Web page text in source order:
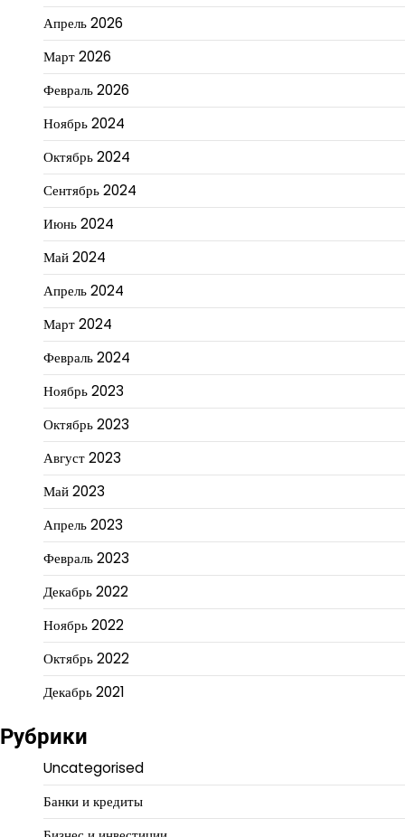
Апрель 2026
Март 2026
Февраль 2026
Ноябрь 2024
Октябрь 2024
Сентябрь 2024
Июнь 2024
Май 2024
Апрель 2024
Март 2024
Февраль 2024
Ноябрь 2023
Октябрь 2023
Август 2023
Май 2023
Апрель 2023
Февраль 2023
Декабрь 2022
Ноябрь 2022
Октябрь 2022
Декабрь 2021
Рубрики
Uncategorised
Банки и кредиты